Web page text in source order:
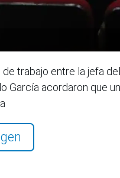
de trabajo entre la jefa
García acordaron que